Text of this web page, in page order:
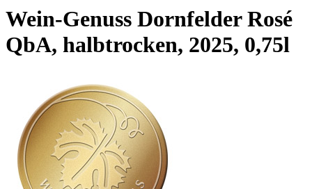
Wein-Genuss Dornfelder Rosé
QbA, halbtrocken, 2025, 0,75l